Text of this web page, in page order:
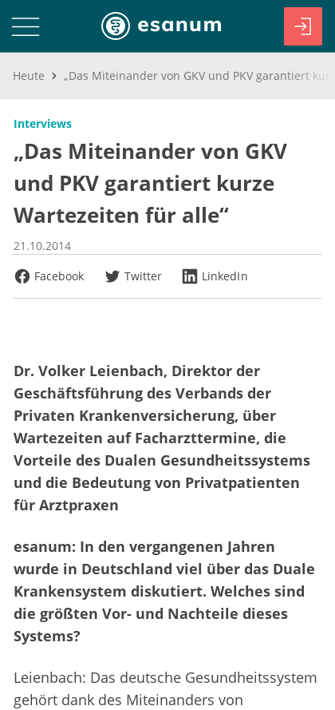
Heute
Interviews
„Das Miteinander von GKV
und PKV garantiert kurze
Wartezeiten für alle“
21.10.2014
Facebook
Twitter LinkedIn
Dr. Volker Leienbach, Direktor der
Geschäftsführung des Verbands der
Privaten Krankenversicherung, über
Wartezeiten auf Facharzttermine, die
Vorteile des Dualen Gesundheitssystems
und die Bedeutung von Privatpatienten
für Arztpraxen
esanum: In den vergangenen Jahren
wurde in Deutschland viel über das Duale
Krankensystem diskutiert. Welches sind
die größten Vor- und Nachteile dieses
Systems?
Leienbach: Das deutsche Gesundheitssystem
gehört dank des Miteinanders von